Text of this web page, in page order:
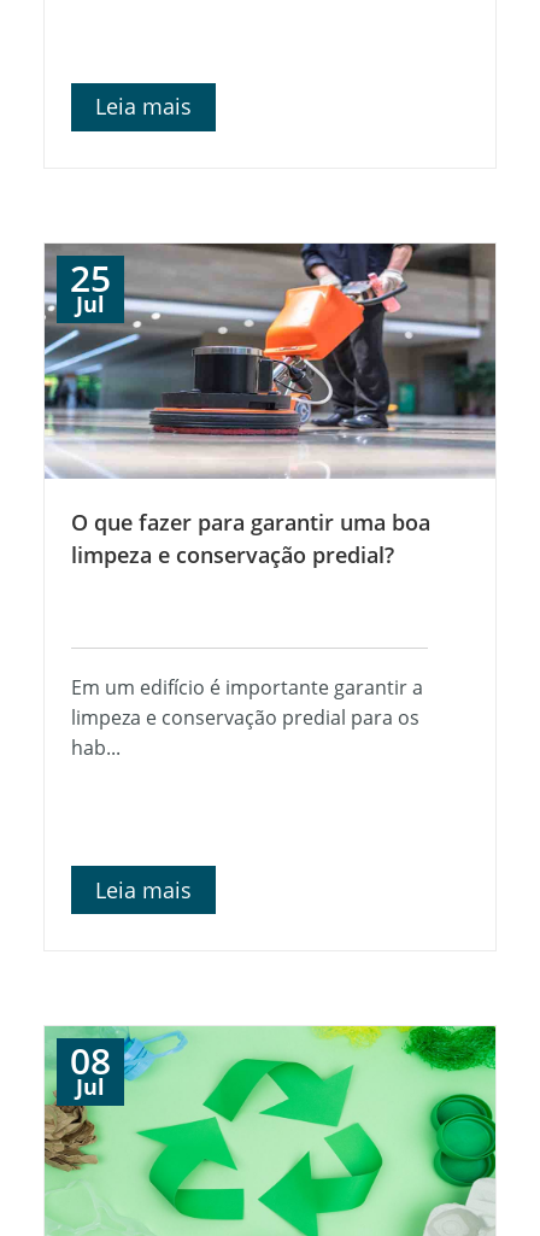
Leia mais
25
Jul
O que fazer para garantir uma boa
limpeza e conservação predial?
Em um edifício é importante garantir a
limpeza e conservação predial para os
hab...
Leia mais
08
Jul